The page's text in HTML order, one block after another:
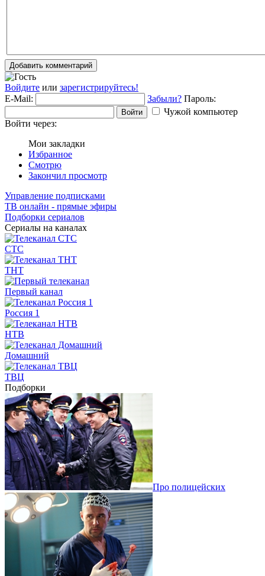
Добавить комментарий
Войдите или зарегистрируйтесь!
E-Mail:
Забыли? Пароль:
Войти
Чужой компьютер
Войти через:
Мои закладки
Избранное
Смотрю
Закончил просмотр
Управление подписками
ТВ онлайн - прямые эфиры
Подборки сериалов
Сериалы на каналах
СТС
ТНТ
Первый канал
Россия 1
НТВ
Домашний
ТВЦ
Подборки
Про полицейских